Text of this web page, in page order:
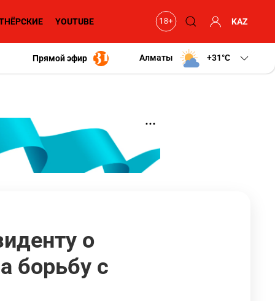
YOUTUBE KAZ
Прямой эфир Алматы +31 C
о
борьбу с